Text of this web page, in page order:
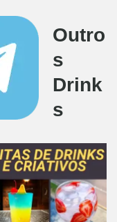
Outro
s
Drink
s